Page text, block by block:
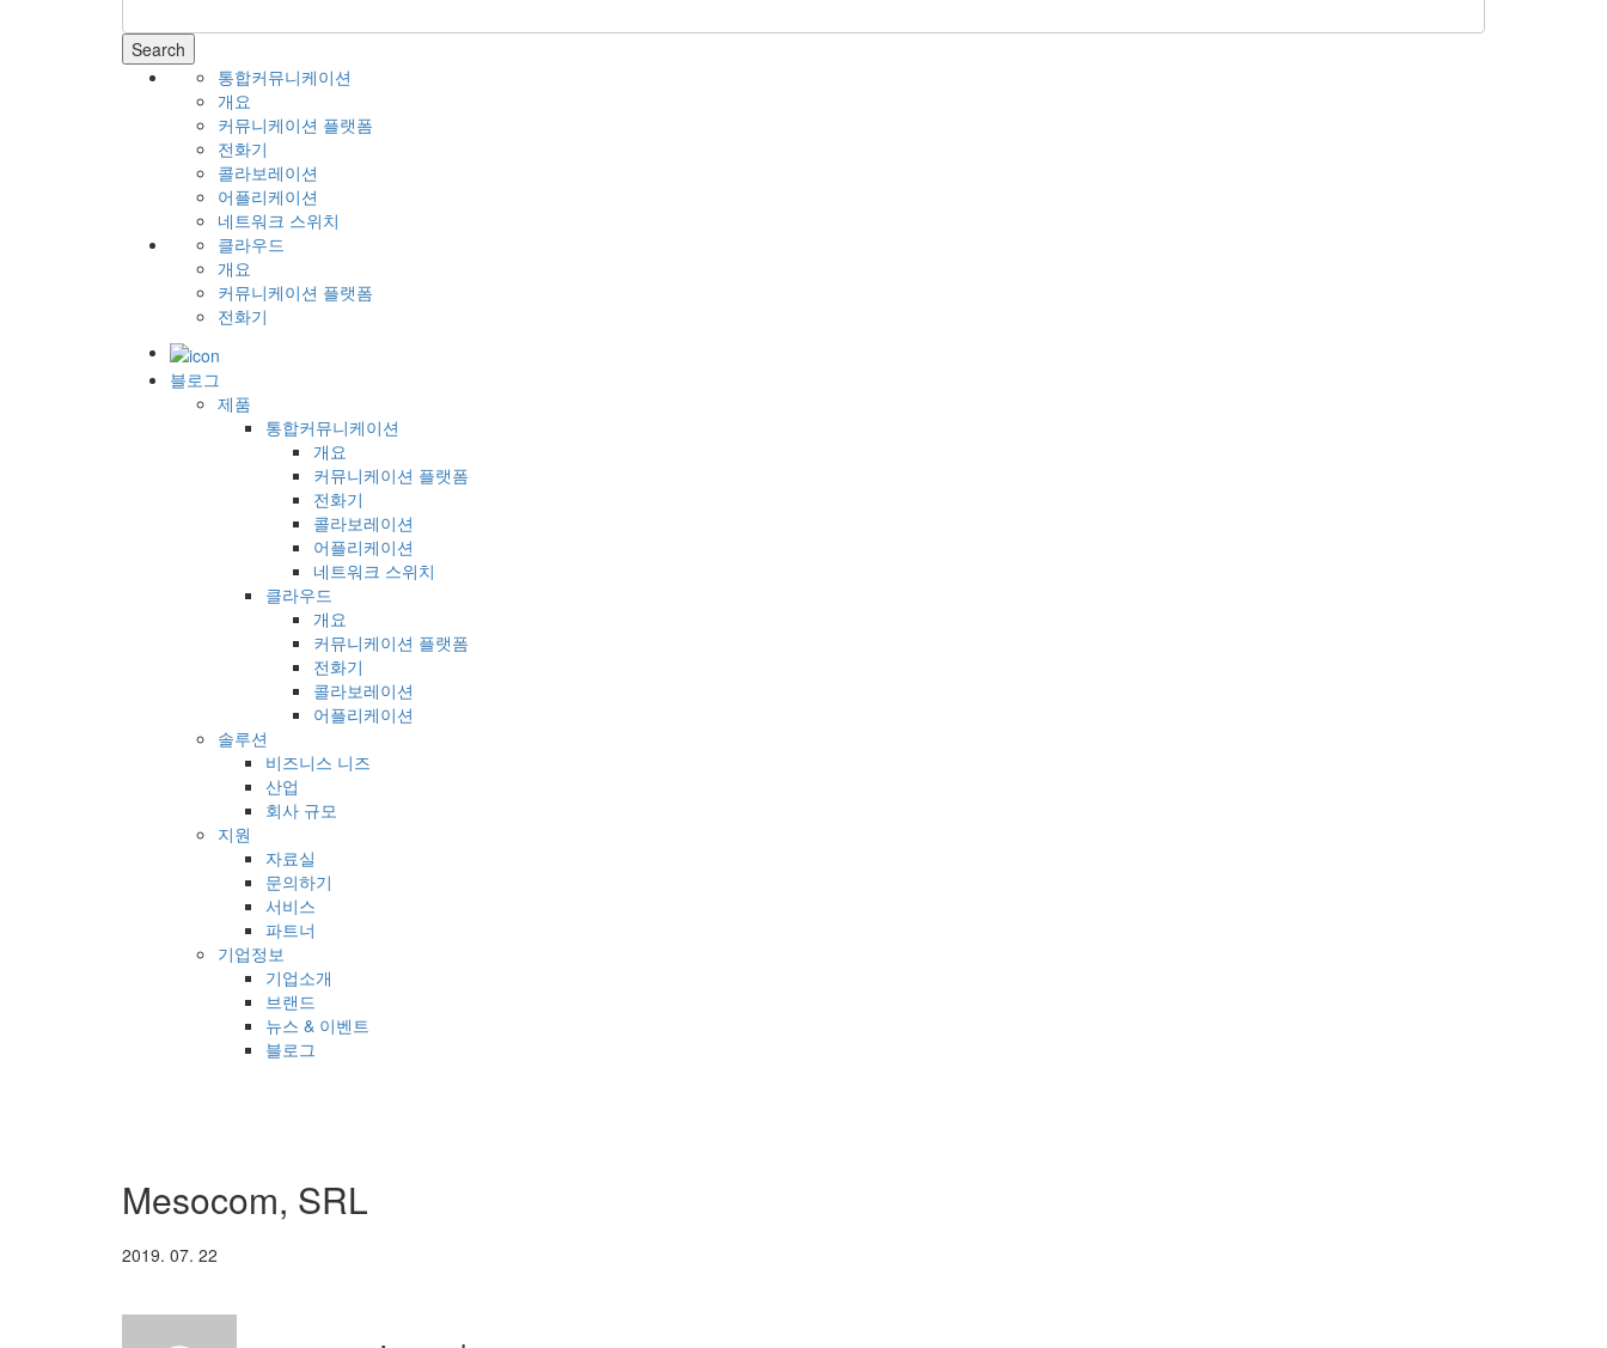
Search
통합커뮤니케이션
개요
커뮤니케이션 플랫폼
전화기
콜라보레이션
어플리케이션
네트워크 스위치
클라우드
개요
커뮤니케이션 플랫폼
전화기
블로그
제품
통합커뮤니케이션
개요
커뮤니케이션 플랫폼
전화기
콜라보레이션
어플리케이션
네트워크 스위치
클라우드
개요
커뮤니케이션 플랫폼
전화기
콜라보레이션
어플리케이션
솔루션
비즈니스 니즈
산업
회사 규모
지원
자료실
문의하기
서비스
파트너
기업정보
기업소개
브랜드
뉴스 & 이벤트
블로그
Mesocom, SRL
2019. 07. 22